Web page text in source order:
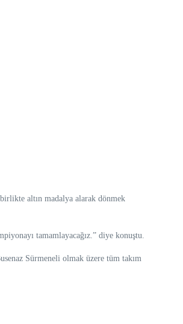
altın madalya alarak dönmek
tamamlayacağız.” diye konuştu.
Sürmeneli olmak üzere tüm takım